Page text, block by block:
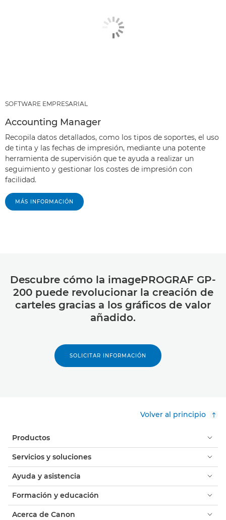
SOFTWARE EMPRESARIAL
Accounting Manager
Recopila datos detallados, como los tipos de soportes, el uso
de tinta y las fechas de impresión, mediante una potente
herramienta de supervisión que te ayuda a realizar un
seguimiento y gestionar los costes de impresión con
facilidad.
MÁS INFORMACIÓN
Descubre cómo la imagePROGRAF GP-
200 puede revolucionar la creación de
carteles gracias a los gráficos de valor
añadido.
SOLICITAR INFORMACIÓN
Volver al principio
Productos
Servicios y soluciones
Ayuda y asistencia
Formación y educación
Acerca de Canon